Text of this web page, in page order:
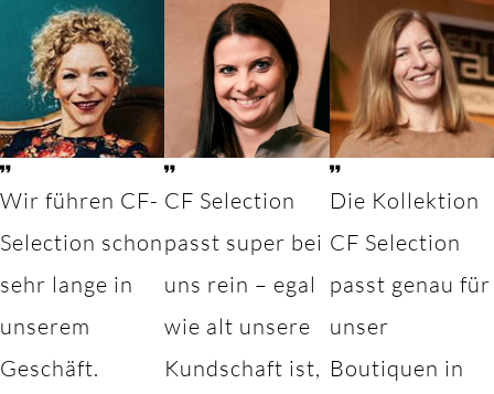
Wir führen CF-
Selection schon
sehr lange in
unserem
Geschäft.
CF Selection
passt super bei
uns rein – egal
wie alt unsere
Kundschaft ist,
Die Kollektion
CF Selection
passt genau für
unser
Boutiquen in